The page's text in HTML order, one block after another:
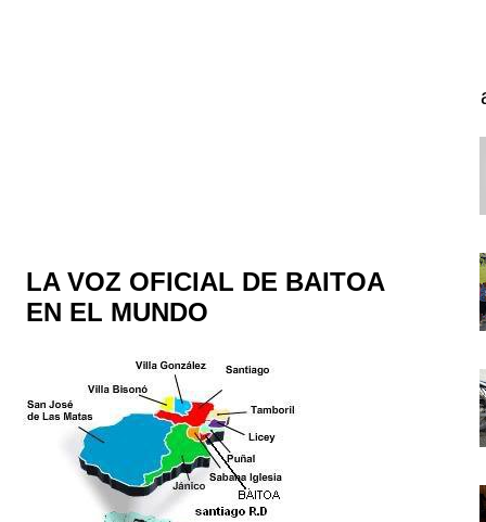
LA VOZ OFICIAL DE BAITOA
EN EL MUNDO